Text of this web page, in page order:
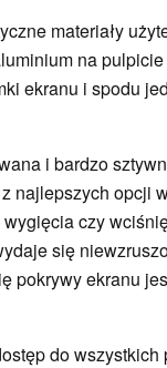
materiały
na
ekranu i spodu
i bardzo
najlepszych opcji
czy
się
pokrywy ekranu
do wszystkich